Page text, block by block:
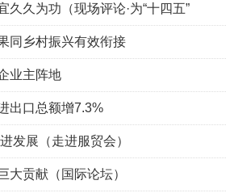
久久为功（现场评论·为“十四五”
同乡村振兴有效衔接
业主阵地
出口总额增7.3%
发展（走进服贸会）
大贡献（国际论坛）